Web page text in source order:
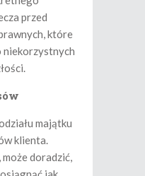
przed
które
niekorzystnych
majątku
klienta.
doradzić,